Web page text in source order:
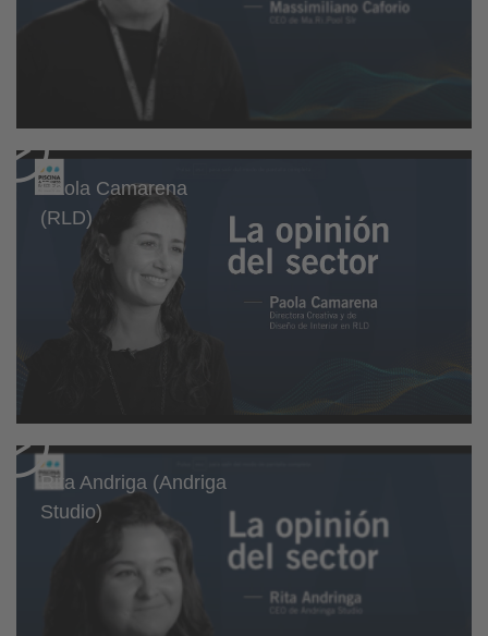
Paola Camarena
(RLD)
Rita Andriga (Andriga
Studio)